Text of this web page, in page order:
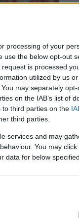
processing of your
use the below opt-out
is processed
utilized by us
may separately
on the IAB’s list of
to third parties on the
third parties.
services and may
You may
data for below
στον
αρκετά